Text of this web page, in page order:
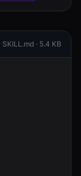
SKILL.md · 5.4 KB